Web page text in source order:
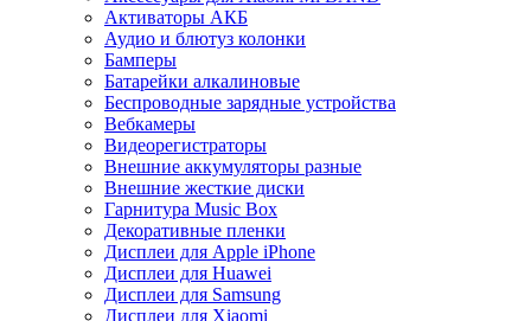
Активаторы АКБ
Аудио и блютуз колонки
Бамперы
Батарейки алкалиновые
Беспроводные зарядные устройства
Вебкамеры
Видеорегистраторы
Внешние аккумуляторы разные
Внешние жесткие диски
Гарнитура Music Box
Декоративные пленки
Дисплеи для Apple iPhone
Дисплеи для Huawei
Дисплеи для Samsung
Дисплеи для Xiaomi